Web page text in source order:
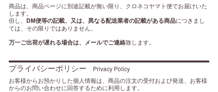
商品は、商品ページに別途記載が無い限り、クロネコヤマト便でお届けいた
します。
但し、 DM便等の記載、又は、異なる配送業者の記載がある商品につきまし
ては、その限りではありません。
万一ご出荷が遅れる場合は、メールでご連絡致します。
プライバシーポリシー
Privacy Policy
お客様からお預かりした個人情報は、商品の注文の受付および発送、お客様
からのお問い合わせに回答するために利用します。